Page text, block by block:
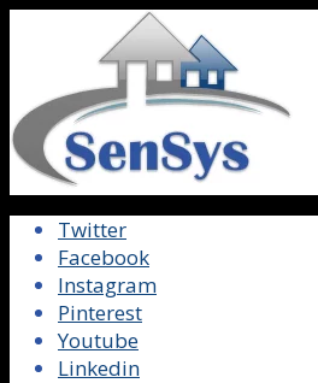
Twitter
Facebook
Instagram
Pinterest
Youtube
Linkedin